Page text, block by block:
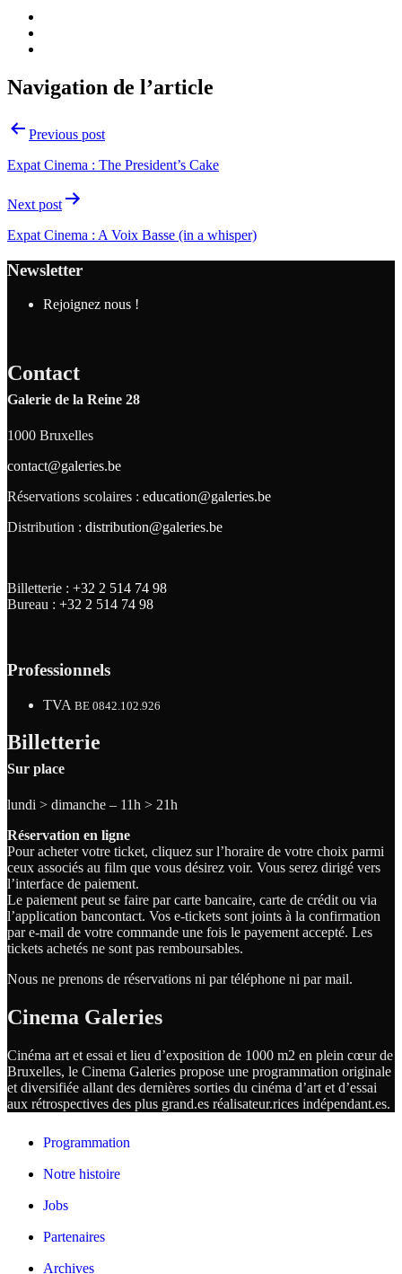
Navigation de l’article
Previous post
Expat Cinema : The President’s Cake
Next post
Expat Cinema : A Voix Basse (in a whisper)
Newsletter
Rejoignez nous !
Contact
Galerie de la Reine 28
1000 Bruxelles
contact@galeries.be
Réservations scolaires : education@galeries.be
Distribution : distribution@galeries.be
Billetterie : +32 2 514 74 98
Bureau : +32 2 514 74 98
Professionnels
TVA BE 0842.102.926
Billetterie
Sur place
lundi > dimanche – 11h > 21h
Réservation en ligne
Pour acheter votre ticket, cliquez sur l’horaire de votre choix parmi
ceux associés au film que vous désirez voir. Vous serez dirigé vers
l’interface de paiement.
Le paiement peut se faire par carte bancaire, carte de crédit ou via
l’application bancontact. Vos e-tickets sont joints à la confirmation
par e-mail de votre commande une fois le payement accepté. Les
tickets achetés ne sont pas remboursables.
Nous ne prenons de réservations ni par téléphone ni par mail.
Cinema Galeries
Cinéma art et essai et lieu d’exposition de 1000 m2 en plein cœur de
Bruxelles, le Cinema Galeries propose une programmation originale
et diversifiée allant des dernières sorties du cinéma d’art et d’essai
aux rétrospectives des plus grand.es réalisateur.rices indépendant.es.
Programmation
Notre histoire
Jobs
Partenaires
Archives